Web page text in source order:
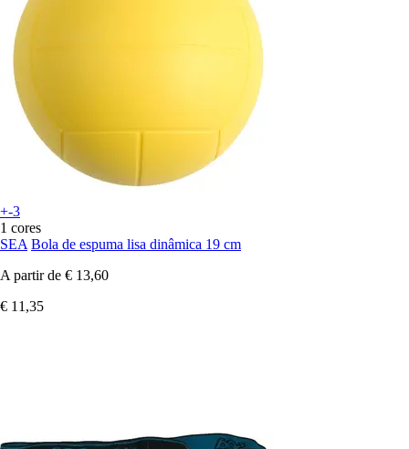
+-3
1 cores
SEA Bola de espuma lisa dinâmica 19 cm
A partir de € 13,60
€ 11,35